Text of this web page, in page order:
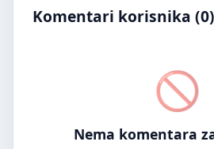
Komentari korisnika (0)
Nema komentara